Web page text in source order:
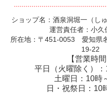
ショップ名：酒泉洞堀一（し
運営責任者：小
所在地：〒451-0053 愛知県
19-22
【営業時間
平日（火曜除く）
土曜日：10時
日・祝祭日：10